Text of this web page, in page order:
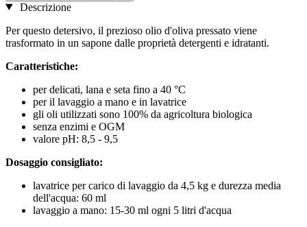
Descrizione
Per questo detersivo, il prezioso olio d'oliva pressato viene
trasformato in un sapone dalle proprietà detergenti e idratanti.
Caratteristiche:
per delicati, lana e seta fino a 40 °C
per il lavaggio a mano e in lavatrice
gli oli utilizzati sono 100% da agricoltura biologica
senza enzimi e OGM
valore pH: 8,5 - 9,5
Dosaggio consigliato:
lavatrice per carico di lavaggio da 4,5 kg e durezza media
dell'acqua: 60 ml
lavaggio a mano: 15-30 ml ogni 5 litri d'acqua